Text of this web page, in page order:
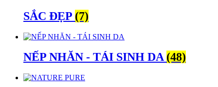
SẮC ĐẸP (7)
NẾP NHĂN - TÁI SINH DA(48)